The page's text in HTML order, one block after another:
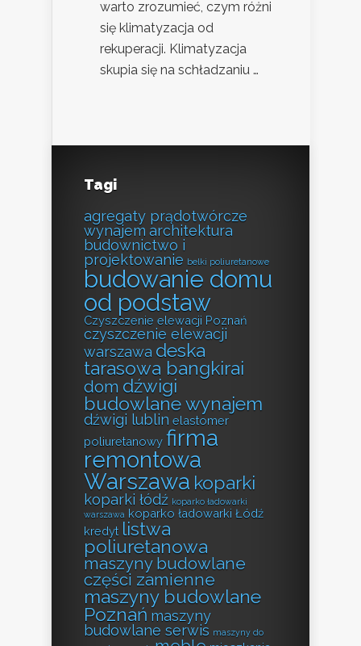
warto zrozumieć, czym różni
się klimatyzacja od
rekuperacji. Klimatyzacja
skupia się na schładzaniu …
Tagi
agregaty prądotwórcze
wynajem architektura
budownictwo i
projektowanie belki poliuretanowe
budowanie domu
od podstaw
Czyszczenie elewacji Poznań
czyszczenie elewacji
warszawa deska
tarasowa bangkirai
dom dźwigi
budowlane wynajem
dźwigi lublin elastomer
poliuretanowy firma
remontowa
Warszawa koparki
koparki łódź koparko ładowarki
warszawa koparko ładowarki Łódź
kredyt listwa
poliuretanowa
maszyny budowlane
części zamienne
maszyny budowlane
Poznań maszyny
budowlane serwis maszyny do